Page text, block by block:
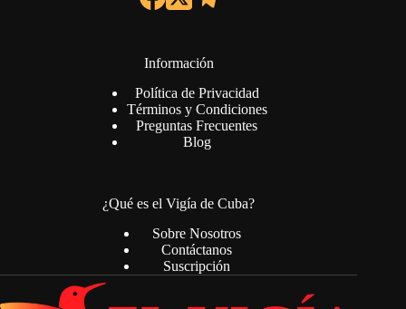
Información
Política de Privacidad
Términos y Condiciones
Preguntas Frecuentes
Blog
¿Qué es el Vigía de Cuba?
Sobre Nosotros
Contáctanos
Suscripción